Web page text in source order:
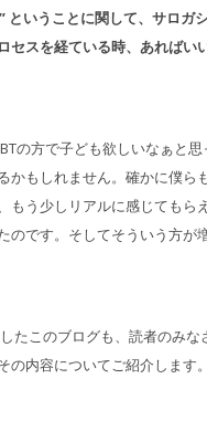
ということに関して、サロガ
セスを経ている時、あればい
の方で子ども欲しいなぁと
かもしれません。確かに僕
もう少しリアルに感じても
のです。そしてそういう方が
たこのブログも、読者のみ
の内容についてご紹介します。